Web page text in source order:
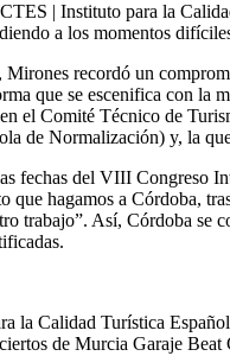
| Instituto para la
a los momentos
recordó un
que se escenifica con
el Comité Técnico de
de Normalización) y, la
fechas del VIII Congreso
que hagamos a Córdoba,
trabajo”. Así, Córdoba
la Calidad Turística
de Murcia Garaje Beat